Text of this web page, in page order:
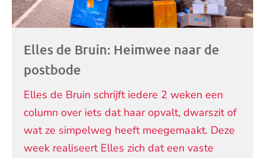
Elles de Bruin: Heimwee naar de
postbode
Elles de Bruin schrijft iedere 2 weken een
column over iets dat haar opvalt, dwarszit of
wat ze simpelweg heeft meegemaakt. Deze
week realiseert Elles zich dat een vaste